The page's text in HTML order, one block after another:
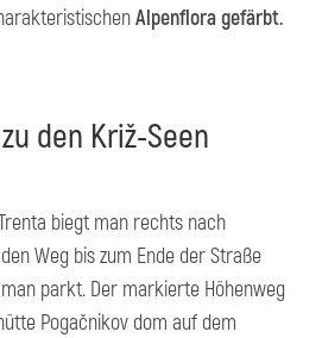
Alpenflora gefärbt.
den Križ-Seen
biegt man rechts nach
Weg bis zum Ende der Straße
parkt. Der markierte Höhenweg
Pogačnikov dom auf dem